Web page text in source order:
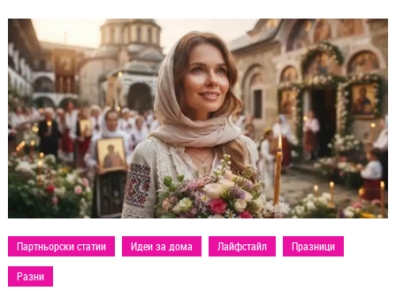
Партньорски статии Идеи за дома Лайфстайл Празници
Разни